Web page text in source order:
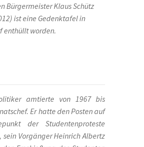
Jahrestag unserer Wohnanlage im
Bürgermeister Klaus Schütz
ist eine Gedenktafel in
enthüllt worden.
amtierte von 1967 bis
Er hatte den Posten auf
der Studentenproteste
Vorgänger Heinrich Albertz